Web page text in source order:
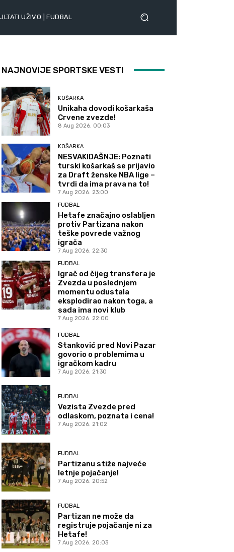
UŽIVO | FUDBAL
NAJNOVIJE SPORTSKE VESTI
KOŠARKA
Unikaha dovodi košarkaša
Crvene zvezde!
8 Aug 2026. 00:03
KOŠARKA
NESVAKIDAŠNJE: Poznati
turski košarkaš se prijavio
za Draft ženske NBA lige –
tvrdi da ima prava na to!
7 Aug 2026. 23:00
FUDBAL
Hetafe značajno oslabljen
protiv Partizana nakon
teške povrede važnog
igrača
7 Aug 2026. 22:30
FUDBAL
Igrač od čijeg transfera je
Zvezda u poslednjem
momentu odustala
eksplodirao nakon toga, a
sada ima novi klub
7 Aug 2026. 22:00
FUDBAL
Stanković pred Novi Pazar
govorio o problemima u
igračkom kadru
7 Aug 2026. 21:30
FUDBAL
Vezista Zvezde pred
odlaskom, poznata i cena!
7 Aug 2026. 21:02
FUDBAL
Partizanu stiže najveće
letnje pojačanje!
7 Aug 2026. 20:52
FUDBAL
Partizan ne može da
registruje pojačanje ni za
Hetafe!
7 Aug 2026. 20:03